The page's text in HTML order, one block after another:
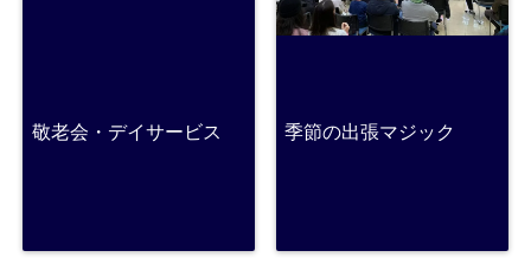
敬老会・デイサービス 季節の出張マジック